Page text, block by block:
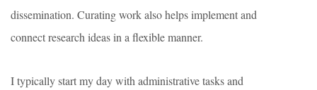
dissemination. Curating work also helps implement and
connect research ideas in a flexible manner.
I typically start my day with administrative tasks and